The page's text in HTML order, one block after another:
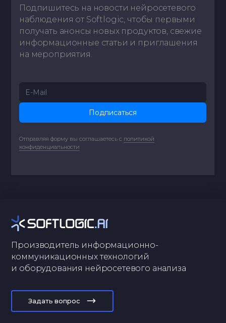
Подпишитесь на новости нейросетевого
наблюдения от Softlogic, чтобы первыми
получать анонсы новых продуктов, свежие
информационные статьи и приглашения
на мероприятия.
Подписаться
Отправляя форму вы соглашаетесь с политикой
конфиденциальности
Производитель информационно-
коммуникационных технологий
и оборудования нейросетевого анализа
Задать вопрос